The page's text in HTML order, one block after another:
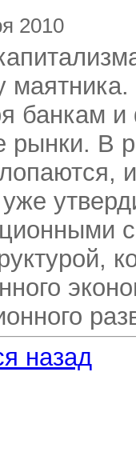
2010
банкам
рынки. В
назад